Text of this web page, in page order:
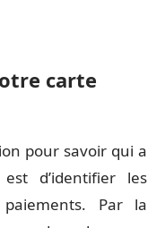
carte
pour savoir qui a
d’identifier les
Par la